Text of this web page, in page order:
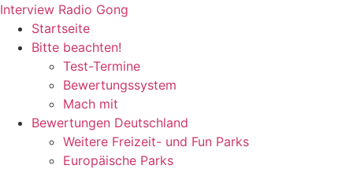
Zum
Inhalt
wechseln
Interview Radio Gong
Startseite
Bitte beachten!
Test-Termine
Bewertungssystem
Mach mit
Bewertungen Deutschland
Weitere Freizeit- und Fun Parks
Europäische Parks